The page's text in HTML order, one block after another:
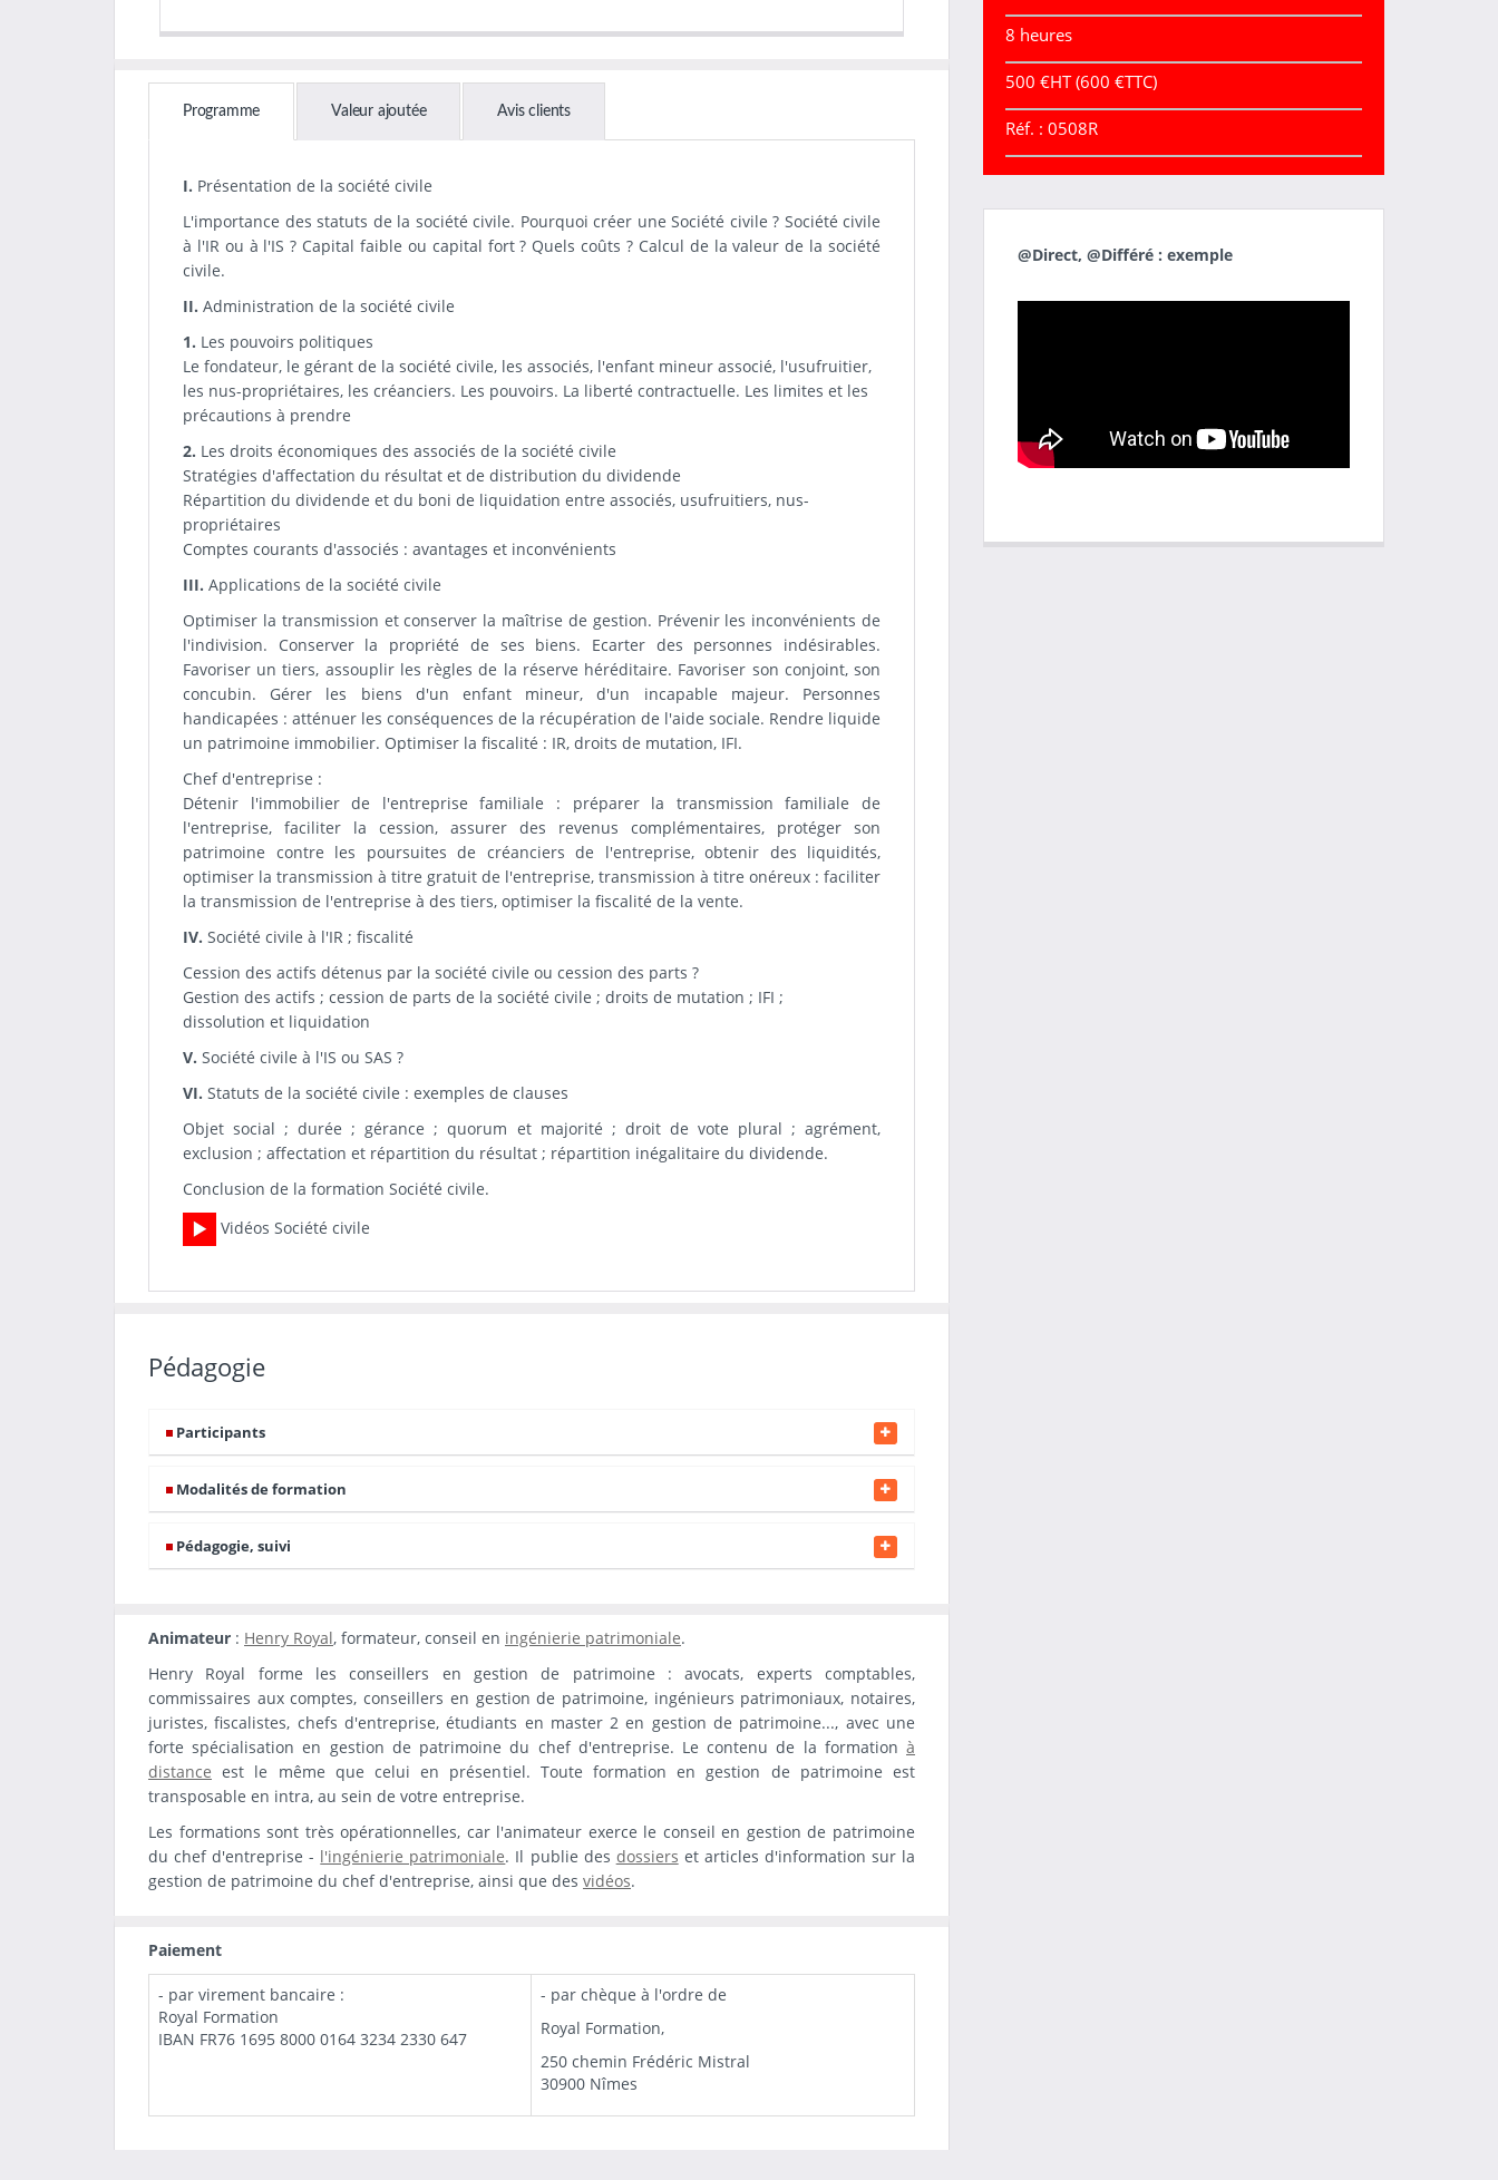
Programme Valeur ajoutée Avis clients
I. Présentation de la société civile
L'importance des statuts de la société civile. Pourquoi créer une Société civile ? Société civile
à l'IR ou à l'IS ? Capital faible ou capital fort ? Quels coûts ? Calcul de la valeur de la société
civile.
II. Administration de la société civile
1. Les pouvoirs politiques
Le fondateur, le gérant de la société civile, les associés, l'enfant mineur associé, l'usufruitier,
les nus-propriétaires, les créanciers. Les pouvoirs. La liberté contractuelle. Les limites et les
précautions à prendre
2. Les droits économiques des associés de la société civile
Stratégies d'affectation du résultat et de distribution du dividende
Répartition du dividende et du boni de liquidation entre associés, usufruitiers, nus-
propriétaires
Comptes courants d'associés : avantages et inconvénients
III. Applications de la société civile
Optimiser la transmission et conserver la maîtrise de gestion. Prévenir les inconvénients de
l'indivision. Conserver la propriété de ses biens. Ecarter des personnes indésirables.
Favoriser un tiers, assouplir les règles de la réserve héréditaire. Favoriser son conjoint, son
concubin. Gérer les biens d'un enfant mineur, d'un incapable majeur. Personnes
handicapées : atténuer les conséquences de la récupération de l'aide sociale. Rendre liquide
un patrimoine immobilier. Optimiser la fiscalité : IR, droits de mutation, IFI.
Chef d'entreprise :
Détenir l'immobilier de l'entreprise familiale : préparer la transmission familiale de
l'entreprise, faciliter la cession, assurer des revenus complémentaires, protéger son
patrimoine contre les poursuites de créanciers de l'entreprise, obtenir des liquidités,
optimiser la transmission à titre gratuit de l'entreprise, transmission à titre onéreux : faciliter
la transmission de l'entreprise à des tiers, optimiser la fiscalité de la vente.
IV. Société civile à l'IR ; fiscalité
Cession des actifs détenus par la société civile ou cession des parts ?
Gestion des actifs ; cession de parts de la société civile ; droits de mutation ; IFI ;
dissolution et liquidation
V. Société civile à l'IS ou SAS ?
VI. Statuts de la société civile : exemples de clauses
Objet social ; durée ; gérance ; quorum et majorité ; droit de vote plural ; agrément,
exclusion ; affectation et répartition du résultat ; répartition inégalitaire du dividende.
Conclusion de la formation Société civile.
Vidéos Société civile
Pédagogie
Participants
Modalités de formation
Pédagogie, suivi
Animateur : Henry Royal, formateur, conseil en ingénierie patrimoniale.
Henry Royal forme les conseillers en gestion de patrimoine : avocats, experts comptables,
commissaires aux comptes, conseillers en gestion de patrimoine, ingénieurs patrimoniaux, notaires,
juristes, fiscalistes, chefs d'entreprise, étudiants en master 2 en gestion de patrimoine..., avec une
forte spécialisation en gestion de patrimoine du chef d'entreprise. Le contenu de la formation à
distance est le même que celui en présentiel. Toute formation en gestion de patrimoine est
transposable en intra, au sein de votre entreprise.
Les formations sont très opérationnelles, car l'animateur exerce le conseil en gestion de patrimoine
du chef d'entreprise - l'ingénierie patrimoniale. Il publie des dossiers et articles d'information sur la
gestion de patrimoine du chef d'entreprise, ainsi que des vidéos.
Paiement
- par virement bancaire :
Royal Formation
IBAN FR76 1695 8000 0164 3234 2330 647
- par chèque à l'ordre de
Royal Formation,
250 chemin Frédéric Mistral
30900 Nîmes
8 heures
500 €HT (600 €TTC)
Réf. : 0508R
@Direct, @Différé : exemple